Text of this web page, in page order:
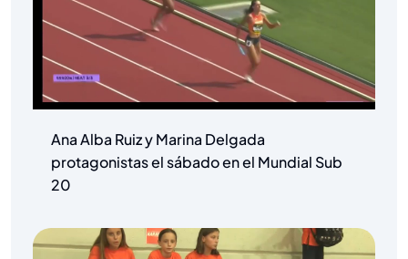
Ana Alba Ruiz y Marina Delgada
protagonistas el sábado en el Mundial Sub
20